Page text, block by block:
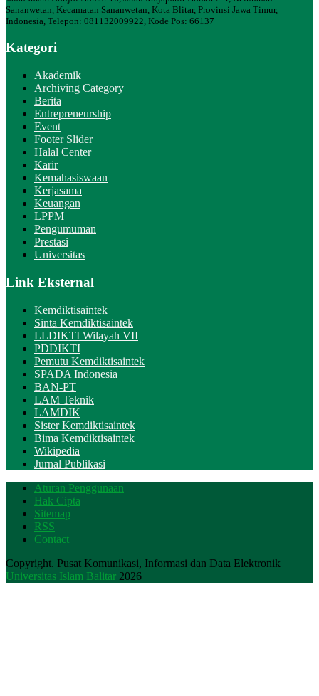
Sananwetan, Kecamatan Sananwetan, Kota Blitar, Provinsi Jawa Timur,
Indonesia, Telepon: 081132009922, Kode Pos: 66137
Kategori
Akademik
Archiving Category
Berita
Entrepreneurship
Event
Footer Slider
Halal Center
Karir
Kemahasiswaan
Kerjasama
Keuangan
LPPM
Pengumuman
Prestasi
Universitas
Link Eksternal
Kemdiktisaintek
Sinta Kemdiktisaintek
LLDIKTI Wilayah VII
PDDIKTI
Pemutu Kemdiktisaintek
SPADA Indonesia
BAN-PT
LAM Teknik
LAMDIK
Sister Kemdiktisaintek
Bima Kemdiktisaintek
Wikipedia
Jurnal Publikasi
Aturan Penggunaan
Hak Cipta
Sitemap
RSS
Contact
Copyright. Pusat Komunikasi, Informasi dan Data Elektronik
Universitas Islam Balitar 2026